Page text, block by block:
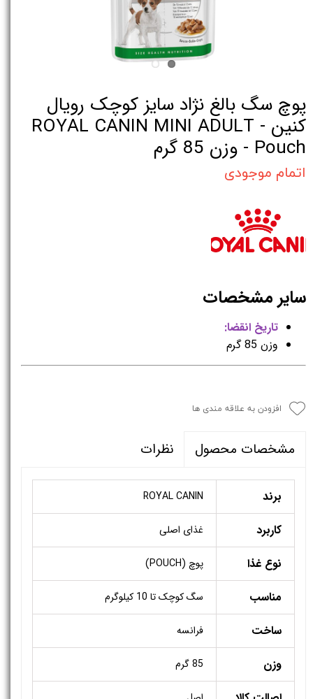
پوچ سگ بالغ نژاد سایز کوچک رویال
کنین - ROYAL CANIN MINI ADULT
Pouch - وزن 85 گرم
اتمام موجودی
سایر مشخصات
تاریخ انقضا:
وزن 85 گرم
افزودن به علاقه مندی ها
مشخصات محصول نظرات
برند ROYAL CANIN
کاربرد غذای اصلی
نوع غذا پوچ (POUCH)
مناسب سگ کوچک تا 10 کیلوگرم
ساخت فرانسه
وزن 85 گرم